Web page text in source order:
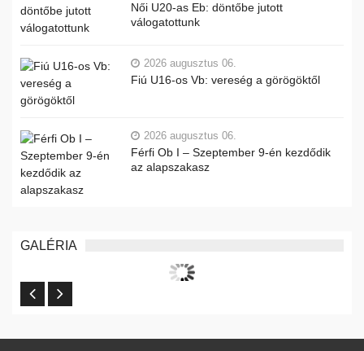
Női U20-as Eb: döntőbe jutott
válogatottunk
2026 augusztus 06.
Fiú U16-os Vb: vereség a görögöktől
2026 augusztus 06.
Férfi Ob I – Szeptember 9-én kezdődik
az alapszakasz
GALÉRIA